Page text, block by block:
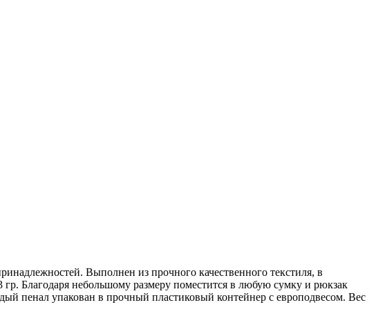
Выполнен из прочного качественного текстиля, в
Благодаря небольшому размеру поместится в любую сумку и рюкзак
пенал упакован в прочный пластиковый контейнер с европодвесом. Вес